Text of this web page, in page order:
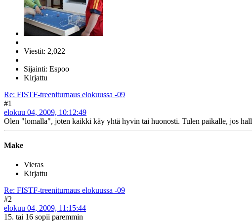
Viestit: 2,022
Sijainti: Espoo
Kirjattu
Re: FISTF-treeniturnaus elokuussa -09
#1
elokuu 04, 2009, 10:12:49
Olen "lomalla", joten kaikki käy yhtä hyvin tai huonosti. Tulen paikalle, jos
Make
Vieras
Kirjattu
Re: FISTF-treeniturnaus elokuussa -09
#2
elokuu 04, 2009, 11:15:44
15. tai 16 sopii paremmin